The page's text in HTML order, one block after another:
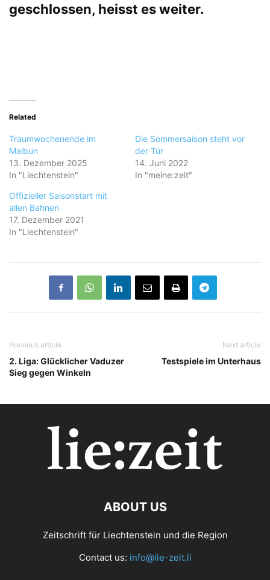
geschlossen, heisst es weiter.
Related
Traumwochenende im
Malbun
13. Dezember 2025
In "Liechtenstein"
Die Sommersaison steht vor
der Tür
14. Juni 2022
In "meine:zeit"
Offizieller Saisonstart mit
allen Bahnen
17. Dezember 2021
In "Liechtenstein"
Previous article
2. Liga: Glücklicher Vaduzer
Sieg gegen Winkeln
Next article
Testspiele im Unterhaus
ABOUT US
Zeitschrift für Liechtenstein und die Region
Contact us: info@lie-zeit.li